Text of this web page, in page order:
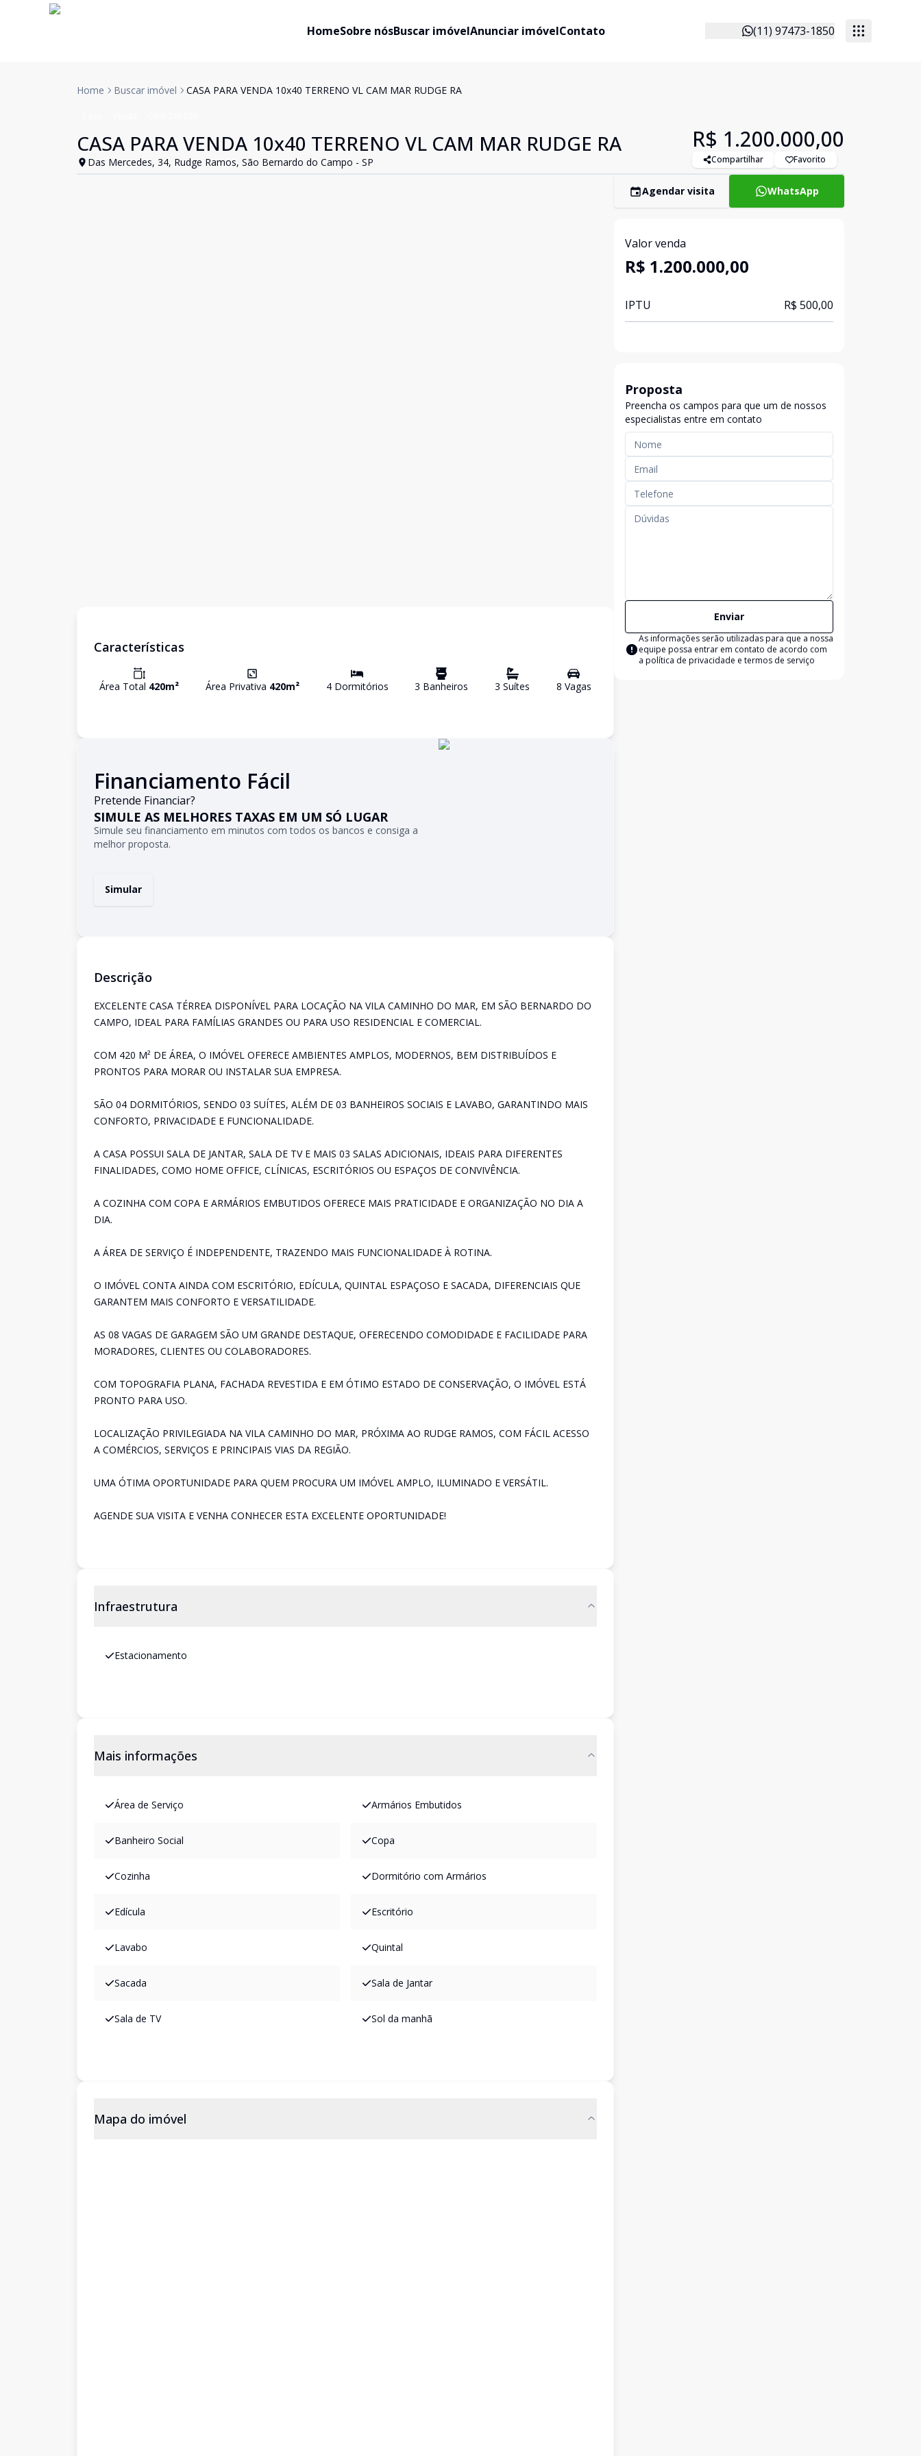
HomeSobre nósBuscar imóvelAnunciar imóvelContato (11) 97473-1850
Home Buscar imóvel CASA PARA VENDA 10x40 TERRENO VL CAM MAR RUDGE RA
CASA PARA VENDA 10x40 TERRENO VL CAM MAR RUDGE RA
Das Mercedes, 34, Rudge Ramos, São Bernardo do Campo - SP
R$ 1.200.000,00
Compartilhar Favorito
Características
Área Total 420m² Área Privativa 420m² 4Dormitórios 3 Banheiros 3 Suítes 8 Vagas
Financiamento Fácil
Pretende Financiar?
SIMULE AS MELHORES TAXAS EM UM SÓ LUGAR
Simule seu financiamento em minutos com todos os bancos e consiga a
melhor proposta.
Simular
Descrição
EXCELENTE CASA TÉRREA DISPONÍVEL PARA LOCAÇÃO NA VILA CAMINHO DO MAR, EM SÃO BERNARDO DO
CAMPO, IDEAL PARA FAMÍLIAS GRANDES OU PARA USO RESIDENCIAL E COMERCIAL.
COM 420 M² DE ÁREA, O IMÓVEL OFERECE AMBIENTES AMPLOS, MODERNOS, BEM DISTRIBUÍDOS E
PRONTOS PARA MORAR OU INSTALAR SUA EMPRESA.
SÃO 04 DORMITÓRIOS, SENDO 03 SUÍTES, ALÉM DE 03 BANHEIROS SOCIAIS E LAVABO, GARANTINDO MAIS
CONFORTO, PRIVACIDADE E FUNCIONALIDADE.
A CASA POSSUI SALA DE JANTAR, SALA DE TV E MAIS 03 SALAS ADICIONAIS, IDEAIS PARA DIFERENTES
FINALIDADES, COMO HOME OFFICE, CLÍNICAS, ESCRITÓRIOS OU ESPAÇOS DE CONVIVÊNCIA.
A COZINHA COM COPA E ARMÁRIOS EMBUTIDOS OFERECE MAIS PRATICIDADE E ORGANIZAÇÃO NO DIA A
DIA.
A ÁREA DE SERVIÇO É INDEPENDENTE, TRAZENDO MAIS FUNCIONALIDADE À ROTINA.
O IMÓVEL CONTA AINDA COM ESCRITÓRIO, EDÍCULA, QUINTAL ESPAÇOSO E SACADA, DIFERENCIAIS QUE
GARANTEM MAIS CONFORTO E VERSATILIDADE.
AS 08 VAGAS DE GARAGEM SÃO UM GRANDE DESTAQUE, OFERECENDO COMODIDADE E FACILIDADE PARA
MORADORES, CLIENTES OU COLABORADORES.
COM TOPOGRAFIA PLANA, FACHADA REVESTIDA E EM ÓTIMO ESTADO DE CONSERVAÇÃO, O IMÓVEL ESTÁ
PRONTO PARA USO.
LOCALIZAÇÃO PRIVILEGIADA NA VILA CAMINHO DO MAR, PRÓXIMA AO RUDGE RAMOS, COM FÁCIL ACESSO
A COMÉRCIOS, SERVIÇOS E PRINCIPAIS VIAS DA REGIÃO.
UMA ÓTIMA OPORTUNIDADE PARA QUEM PROCURA UM IMÓVEL AMPLO, ILUMINADO E VERSÁTIL.
AGENDE SUA VISITA E VENHA CONHECER ESTA EXCELENTE OPORTUNIDADE!
Infraestrutura
Estacionamento
Mais informações
Área de Serviço Armários Embutidos
Banheiro Social Copa
Cozinha Dormitório com Armários
Edícula Escritório
Lavabo Quintal
Sacada Sala de Jantar
Sala de TV Sol da manhã
Mapa do imóvel
Agendar visita WhatsApp
Valor venda
R$ 1.200.000,00
IPTU R$ 500,00
Proposta
Preencha os campos para que um de nossos
especialistas entre em contato
Enviar
As informações serão utilizadas para que a nossa
equipe possa entrar em contato de acordo com
a política de privacidade e termos de serviço